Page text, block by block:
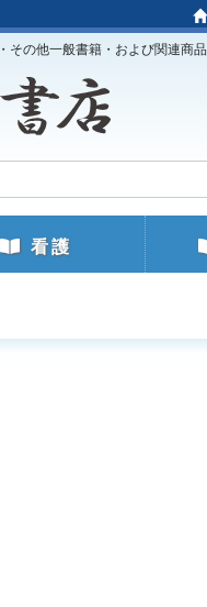
の他一般書籍・および関連商品
看護